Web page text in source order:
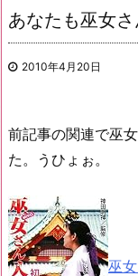
あなたも巫女
2010年4月20日
前記事の関連で巫
た。うひょぉ。
巫